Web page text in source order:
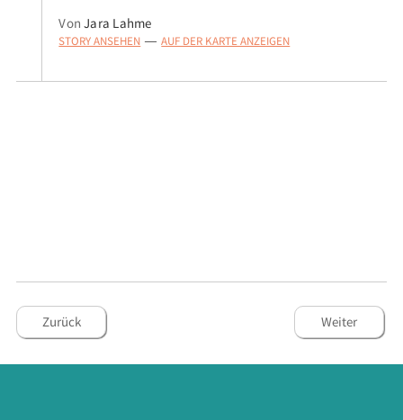
VonJara Lahme
STORY ANSEHEN — AUF DER KARTE ANZEIGEN
Zurück Weiter